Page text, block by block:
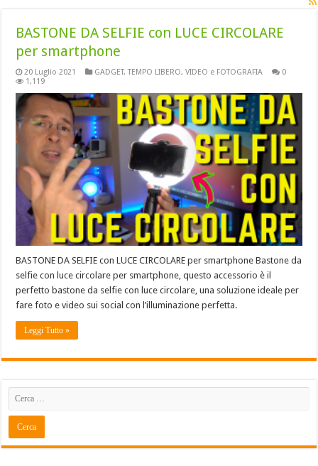
BASTONE DA SELFIE con LUCE CIRCOLARE
per smartphone
20 Luglio 2021 GADGET,TEMPO LIBERO,VIDEO e FOTOGRAFIA
0
1,119
BASTONE DA SELFIE con LUCE CIRCOLARE per smartphone Bastone da
selfie con luce circolare per smartphone, questo accessorio è il
perfetto bastone da selfie con luce circolare, una soluzione ideale per
fare foto e video sui social con l’illuminazione perfetta.
Leggi Tutto »